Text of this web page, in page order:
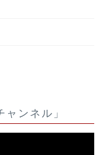
ンネル」